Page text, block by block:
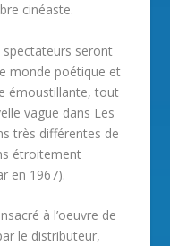
cinéaste.
spectateurs seront
monde poétique et
émoustillante, tout
vague dans Les
très différentes de
étroitement
en 1967).
à l’oeuvre de
le distributeur,